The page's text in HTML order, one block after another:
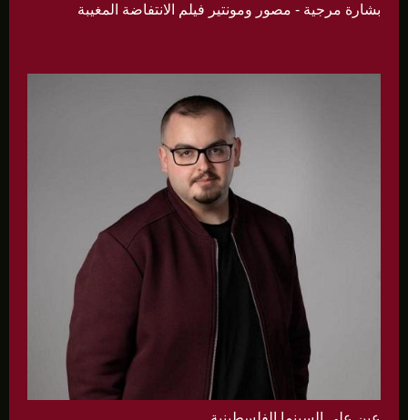
بشارة مرجية - مصور ومونتير فيلم الانتفاضة المغيبة